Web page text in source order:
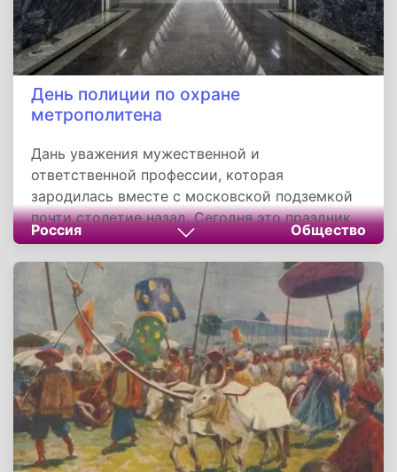
День полиции по охране
метрополитена
Дань уважения мужественной и
ответственной профессии, которая
зародилась вместе с московской подземкой
почти столетие назад. Сегодня это праздник
современных кинологов и оперативников,
ветеранов и новобранцев, которые каждый
день обеспечивают тишину и спокойствие в
шумном и многолюдном подземном мире.
Память об этой дате важна не только для
самих сотрудников, но и для общества,
которое не должно забывать о героях
повседневности. За сухими служебными
сводками и ежедневной рутиной стоит
главное —человеческие жизни и здоровье,
доверенные этим стражам порядка. И пока
Россия Общество